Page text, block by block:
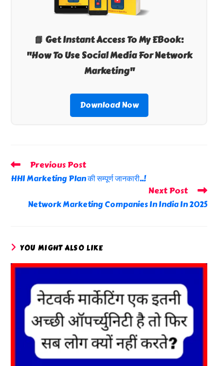
📘 Get Instant Access To My EBook:
"How To Use Social Media For Network
Marketing"
Download Now
Read
More
Articles
Previous Post
HHI Marketing Plan की सम्पूर्ण जानकारी..!
Next Post
Network Marketing Companies In India In 2025
YOU MIGHT ALSO LIKE